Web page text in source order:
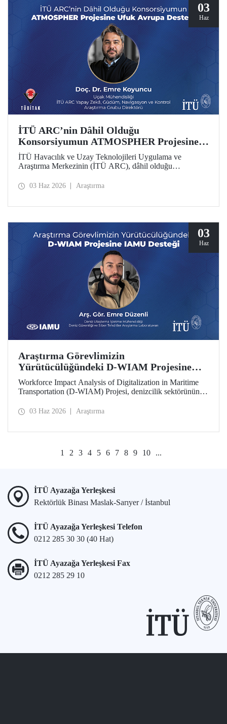
03
Haz
İTÜ ARC’nin Dâhil Olduğu
Konsorsiyumun ATMOSPHER Projesine
Ufuk Avrupa Desteği
İTÜ Havacılık ve Uzay Teknolojileri Uygulama ve
Araştırma Merkezinin (İTÜ ARC), dâhil olduğu
Avrupa desteği kazandı. Bu projeyle İTÜ ARC’nin hava
03 Haz 2026 Araştırma
03
Haz
Araştırma Görevlimizin
Yürütücülüğündeki D-WIAM Projesine
IAMU Desteği
Workforce Impact Analysis of Digitalization in Maritime
Transportation (D-WIAM) Projesi, denizcilik sektörünün
Uluslararası Denizcilik Üniversiteleri Birliği (IAMU)
03 Haz 2026 Araştırma
1 2 3 4 5 6 7 8 9 10 ...
İTÜ Ayazağa Yerleşkesi
Rektörlük Binası Maslak-Sarıyer / İstanbul
İTÜ Ayazağa Yerleşkesi Telefon
0212 285 30 30 (40 Hat)
İTÜ Ayazağa Yerleşkesi Fax
0212 285 29 10